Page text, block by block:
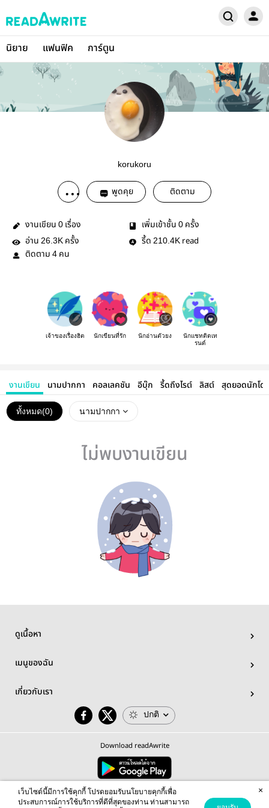
นิยาย แฟนฟิค การ์ตูน
korukoru
พูดคุย ติดตาม
งานเขียน 0 เรื่อง เพิ่มเข้าชั้น 0 ครั้ง
อ่าน 26.3K ครั้ง รี้ด 210.4K read
ติดตาม 4 คน
เจ้าของเรื่องฮิต นักเขียนที่รัก นักอ่านตัวยง
นักแชทติดเท
รนด์
งานเขียน นามปากกา คอลเลคชัน อีบุ๊ก รี้ดถึงไรต์ ลิสต์ สุดยอดนักโด
ทั้งหมด(0) นามปากกา
ไม่พบงานเขียน
ดูเนื้อหา
เมนูของฉัน
เกี่ยวกับเรา
ปกติ
Download readAwrite
© 2026 readAwrite.com by MEB Corporation Public Company Limited
This site is protected by reCAPTCHA and the Google Privacy Policy Terms of Serviceapply.
เว็บไซต์นี้มีการใช้คุกกี้ โปรดยอมรับนโยบายคุกกี้เพื่อ
ประสบการณ์การใช้บริการที่ดีที่สุดของท่าน ท่านสามารถ
×